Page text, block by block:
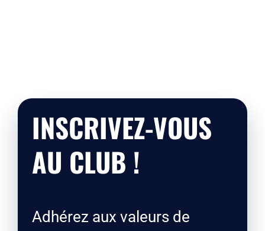
INSCRIVEZ-VOUS
AU CLUB !
Adhérez aux valeurs de